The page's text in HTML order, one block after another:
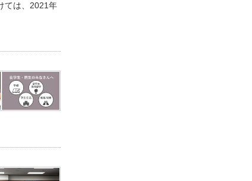
ては、2021年